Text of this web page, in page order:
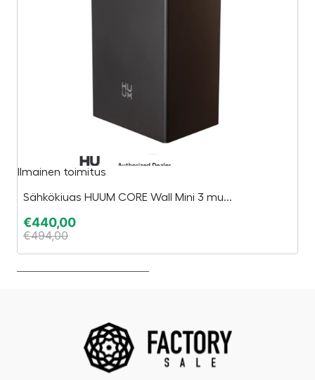
Ilmainen toimitus
Sähkökiuas HUUM CORE Wall Mini 3 mu...
€440,00
€494,00